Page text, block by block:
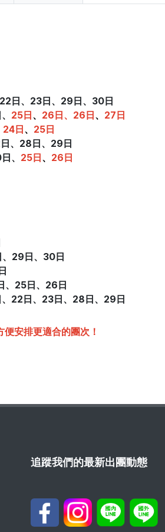
日、 23日、29日、 30日
25日、 26日、26日、 27日
24日、 25日
、28日、 29日
、 25日、 26日
29日、 30日
、25日、 26日
、22日、 23日、28日、 29日
安排更適合的團次！
追蹤我們的最新出團動態